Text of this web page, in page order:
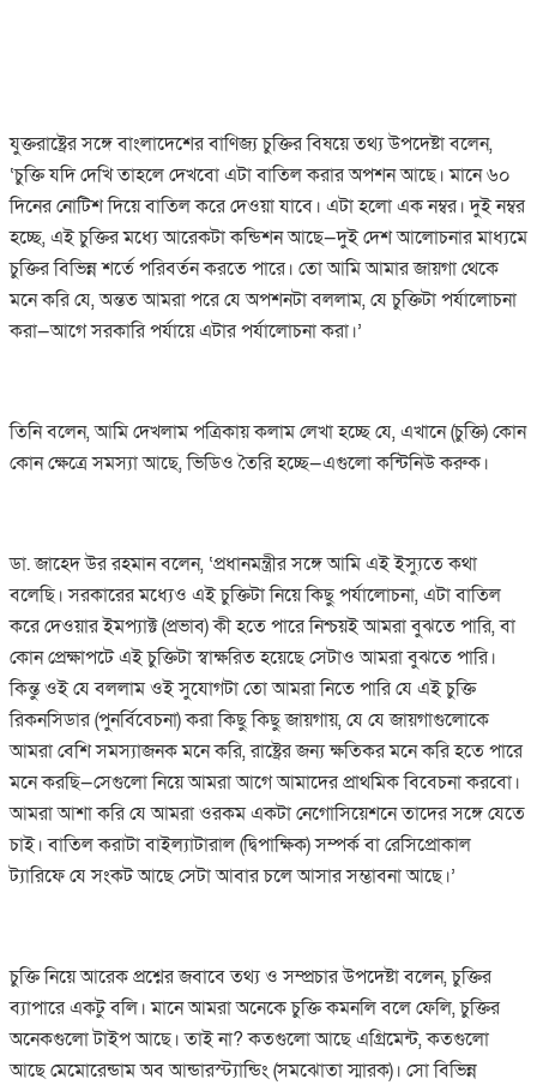
যুক্তরাষ্ট্রের সঙ্গে বাংলাদেশের বাণিজ্য চুক্তির বিষয়ে তথ্য উপদেষ্টা বলেন,
‘চুক্তি যদি দেখি তাহলে দেখবো এটা বাতিল করার অপশন আছে। মানে ৬০
দিনের নোটিশ দিয়ে বাতিল করে দেওয়া যাবে। এটা হলো এক নম্বর। দুই নম্বর
হচ্ছে, এই চুক্তির মধ্যে আরেকটা কন্ডিশন আছে—দুই দেশ আলোচনার মাধ্যমে
চুক্তির বিভিন্ন শর্তে পরিবর্তন করতে পারে। তো আমি আমার জায়গা থেকে
মনে করি যে, অন্তত আমরা পরে যে অপশনটা বললাম, যে চুক্তিটা পর্যালোচনা
করা—আগে সরকারি পর্যায়ে এটার পর্যালোচনা করা।’
তিনি বলেন, আমি দেখলাম পত্রিকায় কলাম লেখা হচ্ছে যে, এখানে (চুক্তি) কোন
কোন ক্ষেত্রে সমস্যা আছে, ভিডিও তৈরি হচ্ছে—এগুলো কন্টিনিউ করুক।
ডা. জাহেদ উর রহমান বলেন, ‘প্রধানমন্ত্রীর সঙ্গে আমি এই ইস্যুতে কথা
বলেছি। সরকারের মধ্যেও এই চুক্তিটা নিয়ে কিছু পর্যালোচনা, এটা বাতিল
করে দেওয়ার ইমপ্যাক্ট (প্রভাব) কী হতে পারে নিশ্চয়ই আমরা বুঝতে পারি, বা
কোন প্রেক্ষাপটে এই চুক্তিটা স্বাক্ষরিত হয়েছে সেটাও আমরা বুঝতে পারি।
কিন্তু ওই যে বললাম ওই সুযোগটা তো আমরা নিতে পারি যে এই চুক্তি
রিকনসিডার (পুনর্বিবেচনা) করা কিছু কিছু জায়গায়, যে যে জায়গাগুলোকে
আমরা বেশি সমস্যাজনক মনে করি, রাষ্ট্রের জন্য ক্ষতিকর মনে করি হতে পারে
মনে করছি—সেগুলো নিয়ে আমরা আগে আমাদের প্রাথমিক বিবেচনা করবো।
আমরা আশা করি যে আমরা ওরকম একটা নেগোসিয়েশনে তাদের সঙ্গে যেতে
চাই। বাতিল করাটা বাইল্যাটারাল (দ্বিপাক্ষিক) সম্পর্ক বা রেসিপ্রোকাল
ট্যারিফে যে সংকট আছে সেটা আবার চলে আসার সম্ভাবনা আছে।’
চুক্তি নিয়ে আরেক প্রশ্নের জবাবে তথ্য ও সম্প্রচার উপদেষ্টা বলেন, চুক্তির
ব্যাপারে একটু বলি। মানে আমরা অনেকে চুক্তি কমনলি বলে ফেলি, চুক্তির
অনেকগুলো টাইপ আছে। তাই না? কতগুলো আছে এগ্রিমেন্ট, কতগুলো
আছে মেমোরেন্ডাম অব আন্ডারস্ট্যান্ডিং (সমঝোতা স্মারক)। সো বিভিন্ন